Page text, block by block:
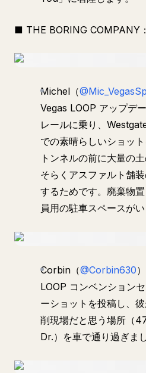
■ THE BORING COMPANY：
Michel（
Vegas LOOP アップデ
レールに乗り、
での素晴らしいショッ
トンネルの前に大量の
そらくアスファルト舗
するためです。廃棄物
員用の駐車スペースが
Corbin（@Corbin630
LOOP コンベンション
ーショットを投稿し、
削現場だと思う場所（
Dr.）を車で通り過ぎまし